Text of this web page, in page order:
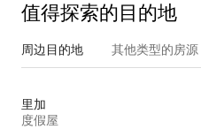
值得探索的目的地
周边目的地 其他类型的房源
里加
度假屋